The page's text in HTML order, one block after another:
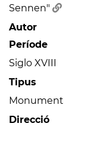
Sennen"
Autor
Període
Siglo XVIII
Tipus
Monument
Direcció